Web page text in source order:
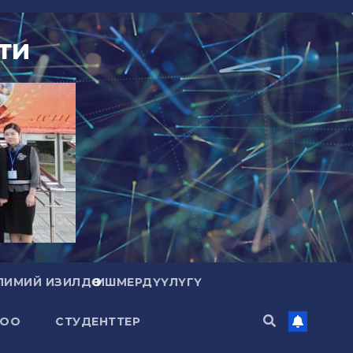
ИЗИЛДӨӨ ИШМЕРДҮҮЛҮГҮ
СТУДЕНТТЕР